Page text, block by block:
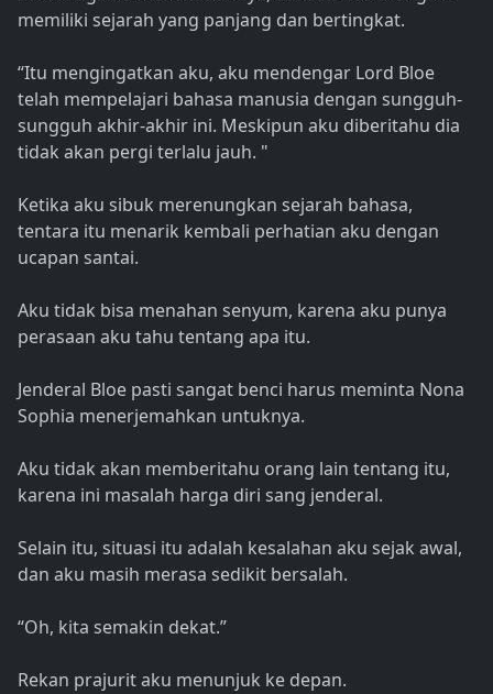
memiliki sejarah yang panjang dan bertingkat.
“Itu mengingatkan aku, aku mendengar Lord Bloe
telah mempelajari bahasa manusia dengan sungguh-
sungguh akhir-akhir ini. Meskipun aku diberitahu dia
tidak akan pergi terlalu jauh. "
Ketika aku sibuk merenungkan sejarah bahasa,
tentara itu menarik kembali perhatian aku dengan
ucapan santai.
Aku tidak bisa menahan senyum, karena aku punya
perasaan aku tahu tentang apa itu.
Jenderal Bloe pasti sangat benci harus meminta Nona
Sophia menerjemahkan untuknya.
Aku tidak akan memberitahu orang lain tentang itu,
karena ini masalah harga diri sang jenderal.
Selain itu, situasi itu adalah kesalahan aku sejak awal,
dan aku masih merasa sedikit bersalah.
“Oh, kita semakin dekat.”
Rekan prajurit aku menunjuk ke depan.